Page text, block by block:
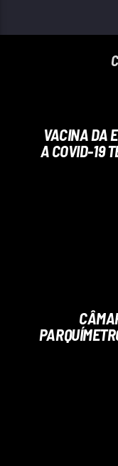
VACINA DA
A COVID-19